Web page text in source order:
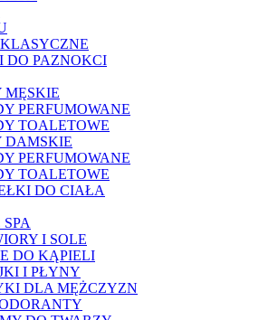
DO PAZNOKCI
MĘSKIE
PERFUMOWANE
TOALETOWE
DAMSKIE
PERFUMOWANE
TOALETOWE
DO CIAŁA
I SOLE
DO KĄPIELI
I PŁYNY
DLA MĘŻCZYZN